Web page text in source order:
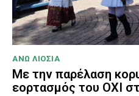
ΑΝΩ ΛΙΟΣΙΑ
Με την παρέλαση
εορτασμός του ΟΧΙ